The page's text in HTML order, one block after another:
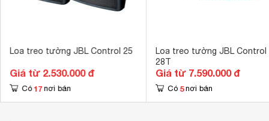
Loa treo tường JBL Control 25
Giá từ 2.530.000 đ
Có 17 nơi bán
Loa treo tường JBL Control
28T
Giá từ 7.590.000 đ
Có 5 nơi bán